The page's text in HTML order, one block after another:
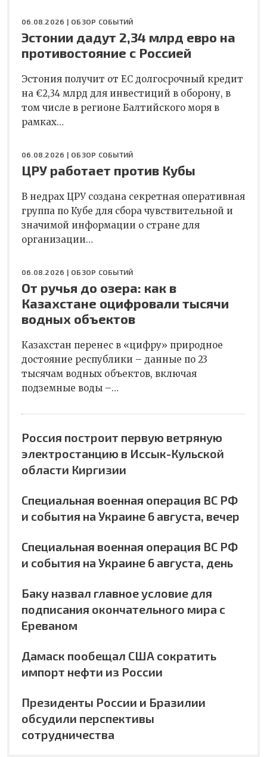
06.08.2026 | ОБЗОР СОБЫТИЙ
Эстонии дадут 2,34 млрд евро на
противостояние с Россией
Эстония получит от ЕС долгосрочный кредит
на €2,34 млрд для инвестиций в оборону, в
том числе в регионе Балтийского моря в
рамках…
06.08.2026 | ОБЗОР СОБЫТИЙ
ЦРУ работает против Кубы
В недрах ЦРУ создана секретная оперативная
группа по Кубе для сбора чувствительной и
значимой информации о стране для
организации…
06.08.2026 | ОБЗОР СОБЫТИЙ
От ручья до озера: как в
Казахстане оцифровали тысячи
водных объектов
Казахстан перенес в «цифру» природное
достояние республики – данные по 23
тысячам водных объектов, включая
подземные воды –…
Россия построит первую ветряную
электростанцию в Иссык-Кульской
области Киргизии
Специальная военная операция ВС РФ
и события на Украине 6 августа, вечер
Специальная военная операция ВС РФ
и события на Украине 6 августа, день
Баку назвал главное условие для
подписания окончательного мира с
Ереваном
Дамаск пообещал США сократить
импорт нефти из России
Президенты России и Бразилии
обсудили перспективы
сотрудничества